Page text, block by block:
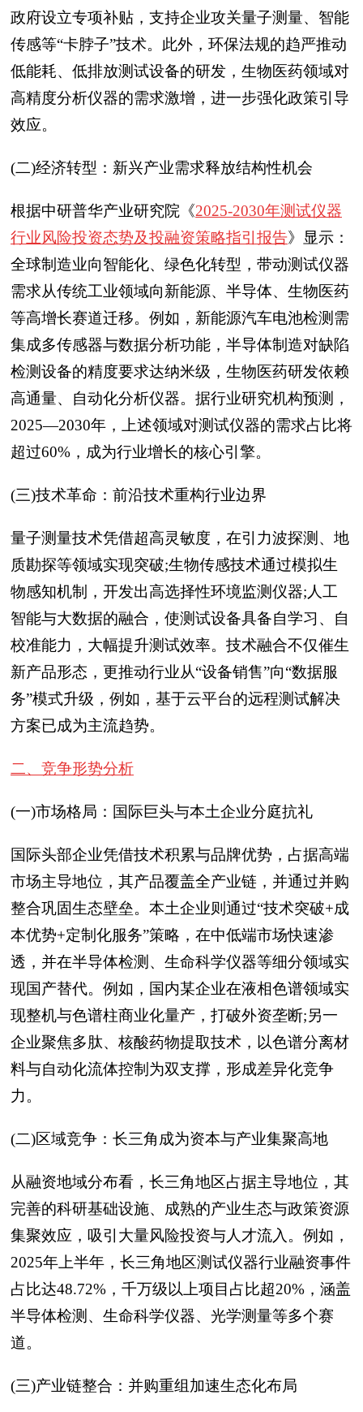
政府设立专项补贴，支持企业攻关量子测量、智能
传感等“卡脖子”技术。此外，环保法规的趋严推动
低能耗、低排放测试设备的研发，生物医药领域对
高精度分析仪器的需求激增，进一步强化政策引导
效应。
(二)经济转型：新兴产业需求释放结构性机会
根据中研普华产业研究院《2025-2030年测试仪器
行业风险投资态势及投融资策略指引报告》显示：
全球制造业向智能化、绿色化转型，带动测试仪器
需求从传统工业领域向新能源、半导体、生物医药
等高增长赛道迁移。例如，新能源汽车电池检测需
集成多传感器与数据分析功能，半导体制造对缺陷
检测设备的精度要求达纳米级，生物医药研发依赖
高通量、自动化分析仪器。据行业研究机构预测，
2025—2030年，上述领域对测试仪器的需求占比将
超过60%，成为行业增长的核心引擎。
(三)技术革命：前沿技术重构行业边界
量子测量技术凭借超高灵敏度，在引力波探测、地
质勘探等领域实现突破;生物传感技术通过模拟生
物感知机制，开发出高选择性环境监测仪器;人工
智能与大数据的融合，使测试设备具备自学习、自
校准能力，大幅提升测试效率。技术融合不仅催生
新产品形态，更推动行业从“设备销售”向“数据服
务”模式升级，例如，基于云平台的远程测试解决
方案已成为主流趋势。
二、竞争形势分析
(一)市场格局：国际巨头与本土企业分庭抗礼
国际头部企业凭借技术积累与品牌优势，占据高端
市场主导地位，其产品覆盖全产业链，并通过并购
整合巩固生态壁垒。本土企业则通过“技术突破+成
本优势+定制化服务”策略，在中低端市场快速渗
透，并在半导体检测、生命科学仪器等细分领域实
现国产替代。例如，国内某企业在液相色谱领域实
现整机与色谱柱商业化量产，打破外资垄断;另一
企业聚焦多肽、核酸药物提取技术，以色谱分离材
料与自动化流体控制为双支撑，形成差异化竞争
力。
(二)区域竞争：长三角成为资本与产业集聚高地
从融资地域分布看，长三角地区占据主导地位，其
完善的科研基础设施、成熟的产业生态与政策资源
集聚效应，吸引大量风险投资与人才流入。例如，
2025年上半年，长三角地区测试仪器行业融资事件
占比达48.72%，千万级以上项目占比超20%，涵盖
半导体检测、生命科学仪器、光学测量等多个赛
道。
(三)产业链整合：并购重组加速生态化布局